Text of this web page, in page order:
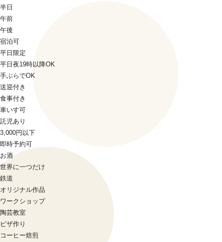
半日
午前
午後
宿泊可
平日限定
平日夜19時以降OK
手ぶらでOK
送迎付き
食事付き
車いす可
託児あり
3,000円以下
即時予約可
お酒
世界に一つだけ
鉄道
オリジナル作品
ワークショップ
陶芸教室
ピザ作り
コーヒー焙煎